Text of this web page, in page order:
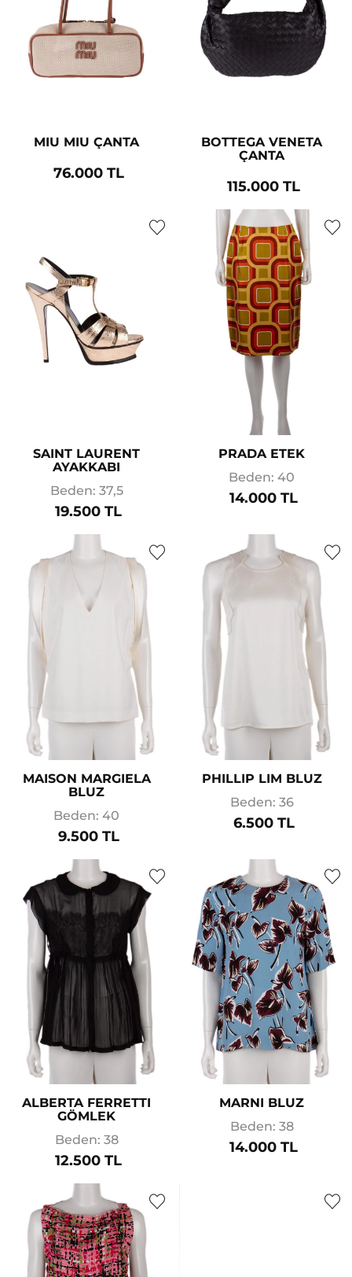
MIU MIU ÇANTA
76.000 TL
BOTTEGA VENETA
ÇANTA
115.000 TL
SAINT LAURENT
AYAKKABI
Beden: 37,5
19.500 TL
PRADA ETEK
Beden: 40
14.000 TL
MAISON MARGIELA
BLUZ
Beden: 40
9.500 TL
PHILLIP LIM BLUZ
Beden: 36
6.500 TL
ALBERTA FERRETTI
GÖMLEK
Beden: 38
12.500 TL
MARNI BLUZ
Beden: 38
14.000 TL